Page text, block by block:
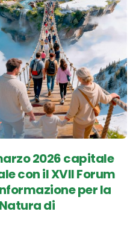
2026 capitale
con il XVII Forum
per la
di